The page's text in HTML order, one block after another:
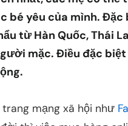
bé yêu của mình.
từ Hàn Quốc, Thái
mặc. Điều đặc
mạng xã hội như